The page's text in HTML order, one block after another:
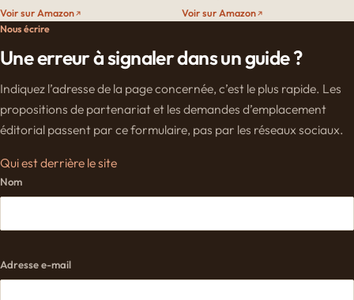
Voir sur Amazon Voir sur Amazon
Nous écrire
Une erreur à signaler dans un guide ?
Indiquez l’adresse de la page concernée, c’est le plus rapide. Les
propositions de partenariat et les demandes d’emplacement
éditorial passent par ce formulaire, pas par les réseaux sociaux.
Qui est derrière le site
Nom
Adresse e-mail